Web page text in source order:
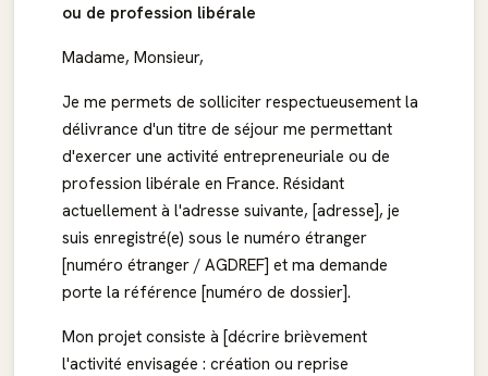
ou de profession libérale
Madame, Monsieur,
Je me permets de solliciter respectueusement la
délivrance d'un titre de séjour me permettant
d'exercer une activité entrepreneuriale ou de
profession libérale en France. Résidant
actuellement à l'adresse suivante, [adresse], je
suis enregistré(e) sous le numéro étranger
[numéro étranger / AGDREF] et ma demande
porte la référence [numéro de dossier].
Mon projet consiste à [décrire brièvement
l'activité envisagée : création ou reprise